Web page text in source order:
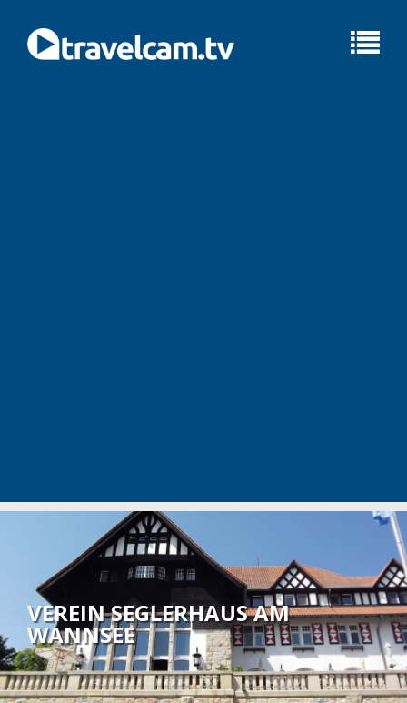
VEREIN SEGLERHAUS AM
WANNSEE